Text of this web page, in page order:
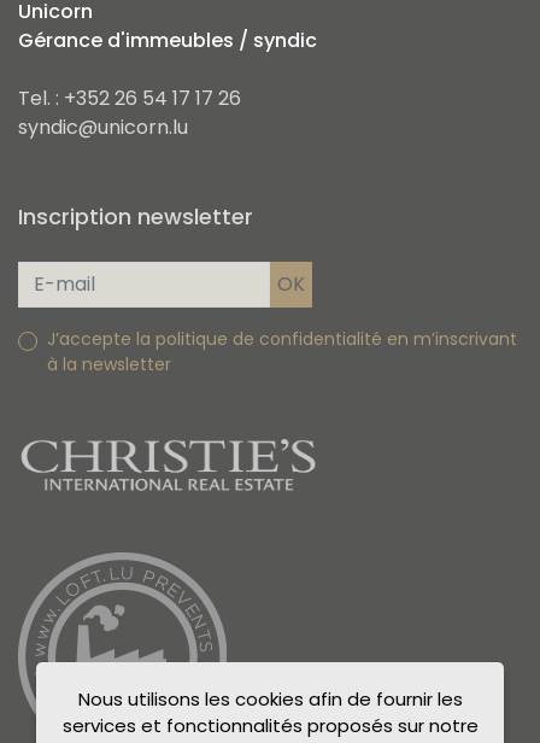
Unicorn
Gérance d'immeubles / syndic
Tel. : +352 26 54 17 17 26
syndic@unicorn.lu
Inscription newsletter
J’accepte la politique de confidentialité en m’inscrivant
à la newsletter
Nous utilisons les cookies afin de fournir les
services et fonctionnalités proposés sur notre